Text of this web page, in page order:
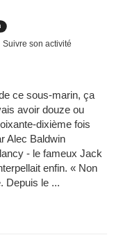
Suivre son activité
ce sous-marin, ça
avoir douze ou
dixième fois
Alec Baldwin
- le fameux Jack
enfin. « Non
Depuis le ...